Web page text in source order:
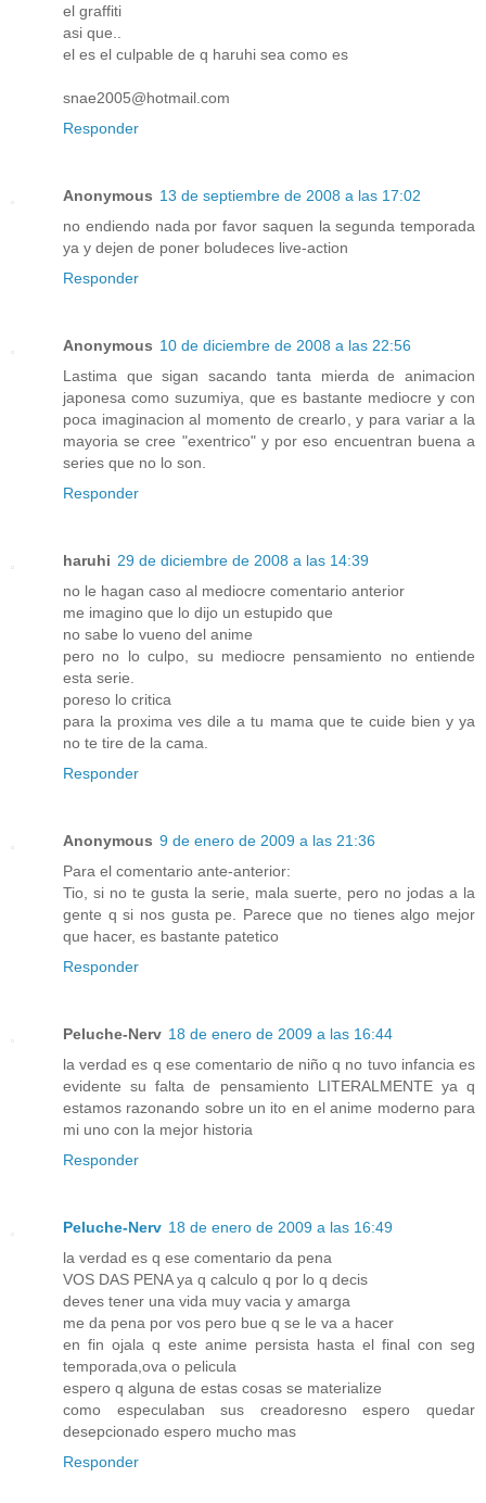
el graffiti
asi que..
el es el culpable de q haruhi sea como es
snae2005@hotmail.com
Responder
Anonymous 13 de septiembre de 2008 a las 17:02
no endiendo nada por favor saquen la segunda temporada
ya y dejen de poner boludeces live-action
Responder
Anonymous 10 de diciembre de 2008 a las 22:56
Lastima que sigan sacando tanta mierda de animacion
japonesa como suzumiya, que es bastante mediocre y con
poca imaginacion al momento de crearlo, y para variar a la
mayoria se cree "exentrico" y por eso encuentran buena a
series que no lo son.
Responder
haruhi 29 de diciembre de 2008 a las 14:39
no le hagan caso al mediocre comentario anterior
me imagino que lo dijo un estupido que
no sabe lo vueno del anime
pero no lo culpo, su mediocre pensamiento no entiende
esta serie.
poreso lo critica
para la proxima ves dile a tu mama que te cuide bien y ya
no te tire de la cama.
Responder
Anonymous 9 de enero de 2009 a las 21:36
Para el comentario ante-anterior:
Tio, si no te gusta la serie, mala suerte, pero no jodas a la
gente q si nos gusta pe. Parece que no tienes algo mejor
que hacer, es bastante patetico
Responder
Peluche-Nerv 18 de enero de 2009 a las 16:44
la verdad es q ese comentario de niño q no tuvo infancia es
evidente su falta de pensamiento LITERALMENTE ya q
estamos razonando sobre un ito en el anime moderno para
mi uno con la mejor historia
Responder
Peluche-Nerv 18 de enero de 2009 a las 16:49
la verdad es q ese comentario da pena
VOS DAS PENA ya q calculo q por lo q decis
deves tener una vida muy vacia y amarga
me da pena por vos pero bue q se le va a hacer
en fin ojala q este anime persista hasta el final con seg
temporada,ova o pelicula
espero q alguna de estas cosas se materialize
como especulaban sus creadoresno espero quedar
desepcionado espero mucho mas
Responder